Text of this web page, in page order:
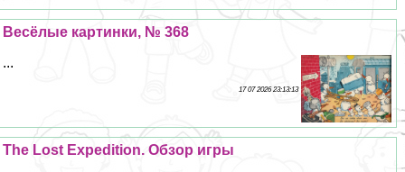
Весёлые картинки, № 368
...
17 07 2026 23:13:13
The Lost Expedition. Обзор игры